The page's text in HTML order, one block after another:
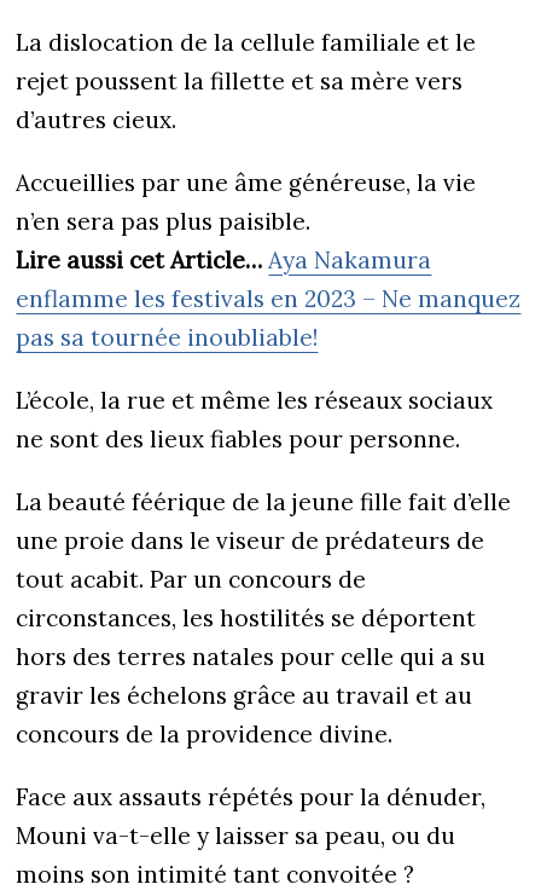
La dislocation de la cellule familiale et le
rejet poussent la fillette et sa mère vers
d’autres cieux.
Accueillies par une âme généreuse, la vie
n’en sera pas plus paisible.
Lire aussi cet Article… Aya Nakamura
enflamme les festivals en 2023 – Ne manquez
pas sa tournée inoubliable!
L’école, la rue et même les réseaux sociaux
ne sont des lieux fiables pour personne.
La beauté féérique de la jeune fille fait d’elle
une proie dans le viseur de prédateurs de
tout acabit. Par un concours de
circonstances, les hostilités se déportent
hors des terres natales pour celle qui a su
gravir les échelons grâce au travail et au
concours de la providence divine.
Face aux assauts répétés pour la dénuder,
Mouni va-t-elle y laisser sa peau, ou du
moins son intimité tant convoitée ?